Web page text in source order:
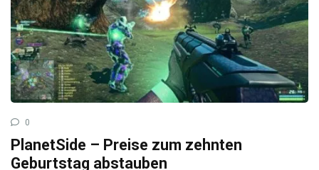
0
PlanetSide – Preise zum zehnten
Geburtstag abstauben